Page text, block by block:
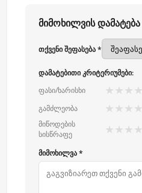
მიმოხილვის დამატება
თქვენი შეფასება *
დამატებითი კრიტერიუმები:
ფასი/ხარისხი
★ ★ ★ ★
გამძლეობა ★ ★ ★ ★
მიწოდების
სისწრაფე
★ ★ ★ ★
მიმოხილვა *